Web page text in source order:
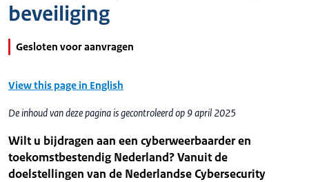
beveiliging
Gesloten voor aanvragen
View this page in English
De inhoud van deze pagina is gecontroleerd op 9 april 2025
Wilt u bijdragen aan een cyberweerbaarder en
toekomstbestendig Nederland? Vanuit de
doelstellingen van de Nederlandse Cybersecurity